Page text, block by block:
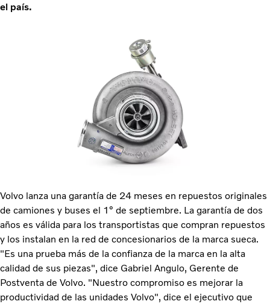
el país.
Volvo lanza una garantía de 24 meses en repuestos originales
de camiones y buses el 1° de septiembre. La garantía de dos
años es válida para los transportistas que compran repuestos
y los instalan en la red de concesionarios de la marca sueca.
"Es una prueba más de la confianza de la marca en la alta
calidad de sus piezas", dice Gabriel Angulo, Gerente de
Postventa de Volvo. "Nuestro compromiso es mejorar la
productividad de las unidades Volvo", dice el ejecutivo que